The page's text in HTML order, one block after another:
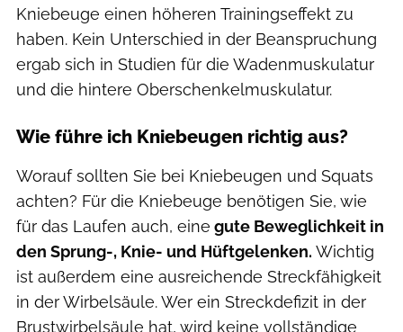
Kniebeuge einen höheren Trainingseffekt zu
haben. Kein Unterschied in der Beanspruchung
ergab sich in Studien für die Wadenmuskulatur
und die hintere Oberschenkelmuskulatur.
Wie führe ich Kniebeugen richtig aus?
Worauf sollten Sie bei Kniebeugen und Squats
achten? Für die Kniebeuge benötigen Sie, wie
für das Laufen auch, eine gute Beweglichkeit in
den Sprung-, Knie- und Hüftgelenken. Wichtig
ist außerdem eine ausreichende Streckfähigkeit
in der Wirbelsäule. Wer ein Streckdefizit in der
Brustwirbelsäule hat, wird keine vollständige